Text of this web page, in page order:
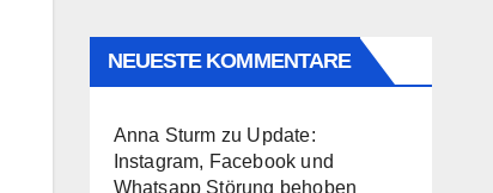
NEUESTE KOMMENTARE
Anna Sturm zu Update:
Instagram, Facebook und
Whatsapp Störung behoben